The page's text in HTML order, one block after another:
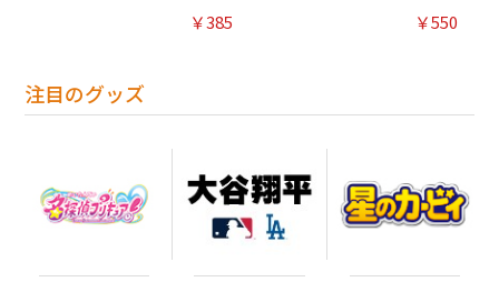
￥385 ￥550
注目のグッズ